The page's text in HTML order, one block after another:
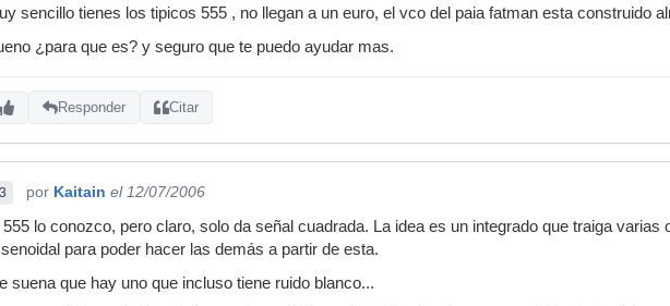
sencillo tienes los tipicos 555 , no llegan a un euro, el vco del paia fatman esta construido
¿para que es? y seguro que te puedo ayudar mas.
Responder Citar
por Kaitain el 12/07/2006
555 lo conozco, pero claro, solo da señal cuadrada. La idea es un integrado que traiga
senoidal para poder hacer las demás a partir de esta.
suena que hay uno que incluso tiene ruido blanco...